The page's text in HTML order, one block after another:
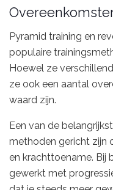
Pyramid training en
populaire
Hoewel ze
ze ook een aantal
waard zijn.
Een van de
methoden gericht zijn
en krachttoename. Bij
gewerkt met